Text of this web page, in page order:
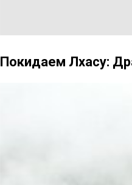
Покидаем Лхасу: